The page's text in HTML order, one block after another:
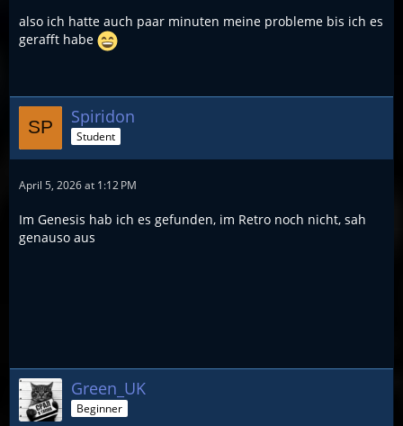
also ich hatte auch paar minuten meine probleme bis ich es
gerafft habe
Spiridon
Student
April 5, 2026 at 1:12 PM
Im Genesis hab ich es gefunden, im Retro noch nicht, sah
genauso aus
Green_UK
Beginner